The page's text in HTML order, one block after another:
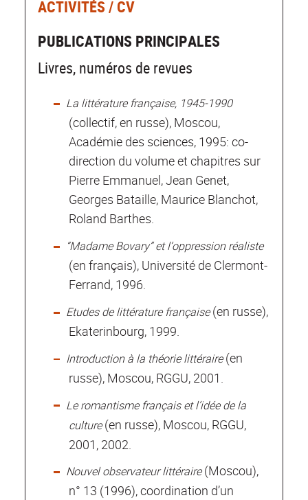
ACTIVITÉS / CV
PUBLICATIONS PRINCIPALES
Livres, numéros de revues
La littérature française, 1945-1990
(collectif, en russe), Moscou,
Académie des sciences, 1995: co-
direction du volume et chapitres sur
Pierre Emmanuel, Jean Genet,
Georges Bataille, Maurice Blanchot,
Roland Barthes.
“Madame Bovary” et l’oppression réaliste
(en français), Université de Clermont-
Ferrand, 1996.
Etudes de littérature française(en russe),
Ekaterinbourg, 1999.
Introduction à la théorie littéraire(en
russe), Moscou, RGGU, 2001.
Le romantisme français et l’idée de la
culture(en russe), Moscou, RGGU,
2001, 2002.
Nouvel observateur littéraire(Moscou),
n° 13 (1996), coordination d’un